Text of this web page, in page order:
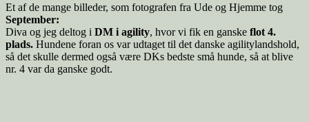
Et af de mange billeder, som fotografen fra Ude og Hjemme tog
September:
Diva og jeg deltog i DM i agility, hvor vi fik en ganske flot 4.
plads. Hundene foran os var udtaget til det danske agilitylandshold,
så det skulle dermed også være DKs bedste små hunde, så at blive
nr. 4 var da ganske godt.